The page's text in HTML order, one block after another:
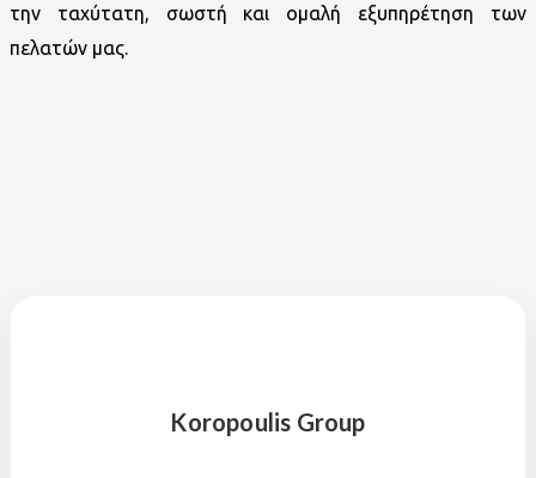
την ταχύτατη, σωστή και ομαλή εξυπηρέτηση των
πελατών μας.